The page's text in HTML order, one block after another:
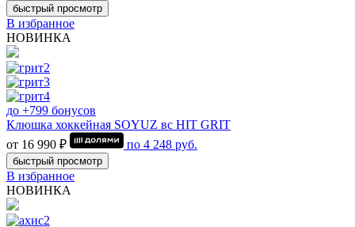
быстрый просмотр
В избранное
НОВИНКА
до +799 бонусов
Клюшка хоккейная SOYUZ вс HIT GRIT
от 16 990 ₽
по 4 248 руб.
быстрый просмотр
В избранное
НОВИНКА